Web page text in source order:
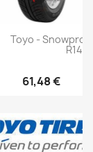
165/65 R13
Toyo - Snowprox
R14
61,48 €